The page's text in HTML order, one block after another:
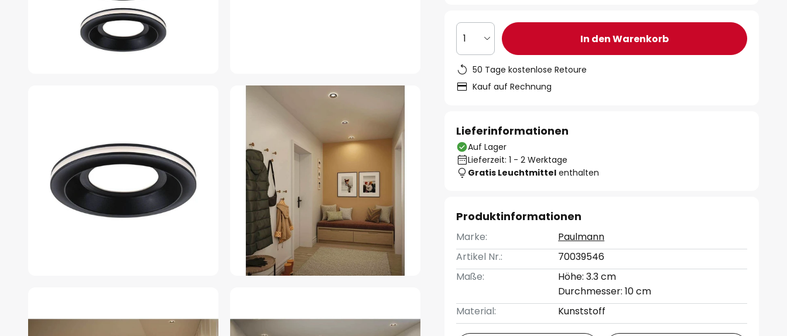
1 In den Warenkorb
50 Tage kostenlose Retoure
Kauf auf Rechnung
Lieferinformationen
Auf Lager
Lieferzeit: 1 - 2 Werktage
Gratis Leuchtmittel enthalten
Produktinformationen
Marke:
Paulmann
Artikel Nr.:
70039546
Maße:
Höhe: 3.3 cm
Durchmesser: 10 cm
Material:
Kunststoff